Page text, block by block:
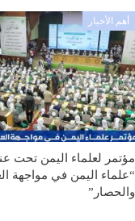
أهم الأخبار
مؤتمر لعلماء اليمن تحت
“علماء اليمن في مواجهة
والحصار”